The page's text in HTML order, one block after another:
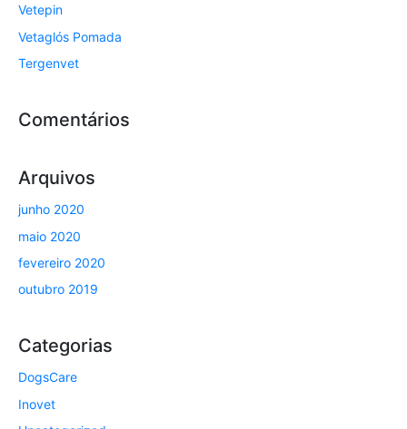
Vetepin
Vetaglós Pomada
Tergenvet
Comentários
Arquivos
junho 2020
maio 2020
fevereiro 2020
outubro 2019
Categorias
DogsCare
Inovet